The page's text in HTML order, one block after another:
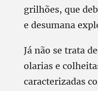
grilhões, que
e desumana
Já não se trata
olarias e
caracterizadas